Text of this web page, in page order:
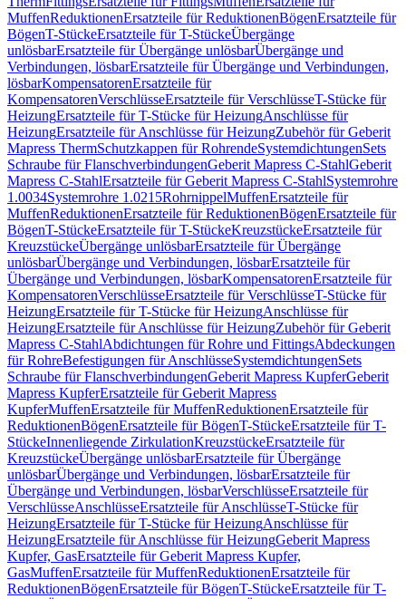
MuffenReduktionenErsatzteile für ReduktionenBögenErsatzteile für
BögenT-StückeErsatzteile für T-StückeÜbergänge
unlösbarErsatzteile für Übergänge unlösbarÜbergänge und
Verbindungen, lösbarErsatzteile für Übergänge und Verbindungen,
lösbarKompensatorenErsatzteile für
KompensatorenVerschlüsseErsatzteile für VerschlüsseT-Stücke für
HeizungErsatzteile für T-Stücke für HeizungAnschlüsse für
HeizungErsatzteile für Anschlüsse für HeizungZubehör für Geberit
Mapress ThermSchutzkappen für RohrendeSystemdichtungenSets
Schraube für FlanschverbindungenGeberit Mapress C-StahlGeberit
Mapress C-StahlErsatzteile für Geberit Mapress C-StahlSystemrohre
1.0034Systemrohre 1.0215RohrnippelMuffenErsatzteile für
MuffenReduktionenErsatzteile für ReduktionenBögenErsatzteile für
BögenT-StückeErsatzteile für T-StückeKreuzstückeErsatzteile für
KreuzstückeÜbergänge unlösbarErsatzteile für Übergänge
unlösbarÜbergänge und Verbindungen, lösbarErsatzteile für
Übergänge und Verbindungen, lösbarKompensatorenErsatzteile für
KompensatorenVerschlüsseErsatzteile für VerschlüsseT-Stücke für
HeizungErsatzteile für T-Stücke für HeizungAnschlüsse für
HeizungErsatzteile für Anschlüsse für HeizungZubehör für Geberit
Mapress C-StahlAbdichtungen für Rohre und FittingsAbdeckungen
für RohreBefestigungen für AnschlüsseSystemdichtungenSets
Schraube für FlanschverbindungenGeberit Mapress KupferGeberit
Mapress KupferErsatzteile für Geberit Mapress
KupferMuffenErsatzteile für MuffenReduktionenErsatzteile für
ReduktionenBögenErsatzteile für BögenT-StückeErsatzteile für T-
StückeInnenliegende ZirkulationKreuzstückeErsatzteile für
KreuzstückeÜbergänge unlösbarErsatzteile für Übergänge
unlösbarÜbergänge und Verbindungen, lösbarErsatzteile für
Übergänge und Verbindungen, lösbarVerschlüsseErsatzteile für
VerschlüsseAnschlüsseErsatzteile für AnschlüsseT-Stücke für
HeizungErsatzteile für T-Stücke für HeizungAnschlüsse für
HeizungErsatzteile für Anschlüsse für HeizungGeberit Mapress
Kupfer, GasErsatzteile für Geberit Mapress Kupfer,
GasMuffenErsatzteile für MuffenReduktionenErsatzteile für
ReduktionenBögenErsatzteile für BögenT-StückeErsatzteile für T-